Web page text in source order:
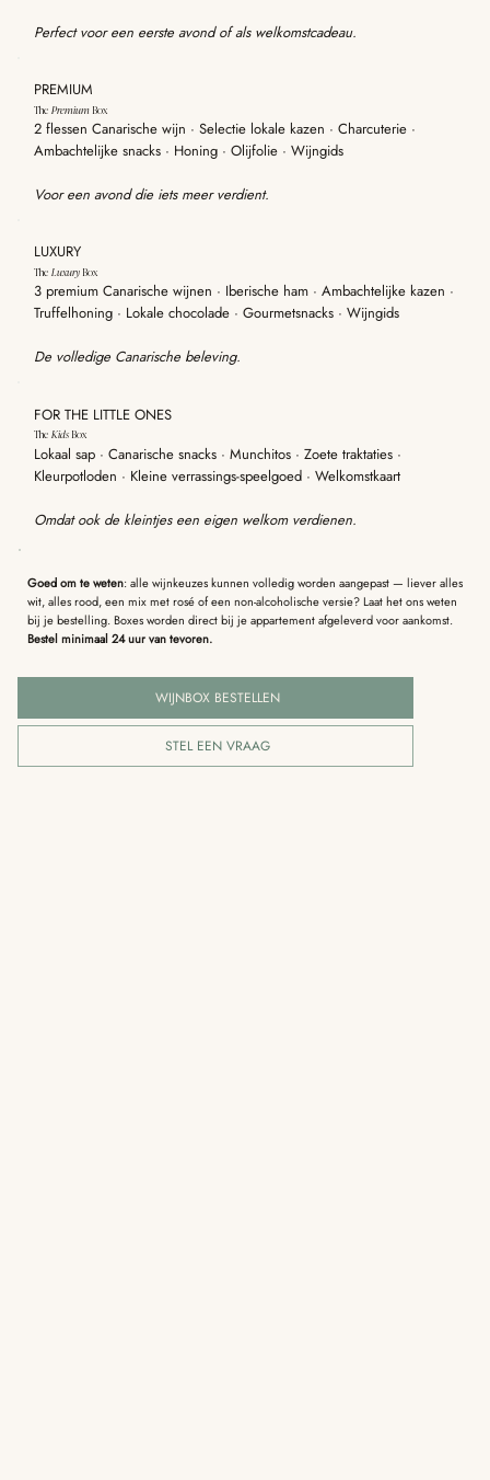
Perfect voor een eerste avond of als welkomstcadeau.
PREMIUM
The PremiumBox
2 flessen Canarische wijn · Selectie lokale kazen · Charcuterie ·
Ambachtelijke snacks · Honing · Olijfolie · Wijngids
Voor een avond die iets meer verdient.
LUXURY
The LuxuryBox
3 premium Canarische wijnen · Iberische ham · Ambachtelijke kazen ·
Truffelhoning · Lokale chocolade · Gourmetsnacks · Wijngids
De volledige Canarische beleving.
FOR THE LITTLE ONES
The KidsBox
Lokaal sap · Canarische snacks · Munchitos · Zoete traktaties ·
Kleurpotloden · Kleine verrassings-speelgoed · Welkomstkaart
Omdat ook de kleintjes een eigen welkom verdienen.
Goed om te weten: alle wijnkeuzes kunnen volledig worden aangepast — liever alles
wit, alles rood, een mix met rosé of een non-alcoholische versie? Laat het ons weten
bij je bestelling. Boxes worden direct bij je appartement afgeleverd voor aankomst.
Bestel minimaal 24 uur van tevoren.
WIJNBOX BESTELLEN
STEL EEN VRAAG